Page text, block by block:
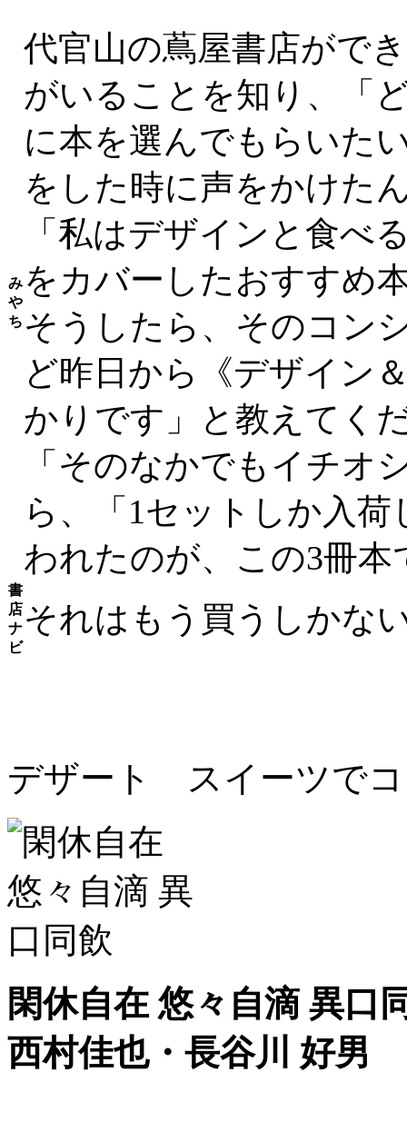
み
や
ち
代官山の蔦屋書店がで
がいることを知り、「
に本を選んでもらいた
をした時に声をかけた
「私はデザインと食べ
をカバーしたおすすめ
そうしたら、そのコン
ど昨日から《デザイン
かりです」と教えてく
「そのなかでもイチオ
ら、「1セットしか入
われたのが、この3冊本
書
店
ナ
ビ
それはもう買うしかな
デザート スイーツで
閑休自在 悠々自滴 異口
西村佳也・長谷川 好